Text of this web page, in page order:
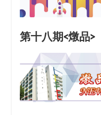
第十八期<燉品>